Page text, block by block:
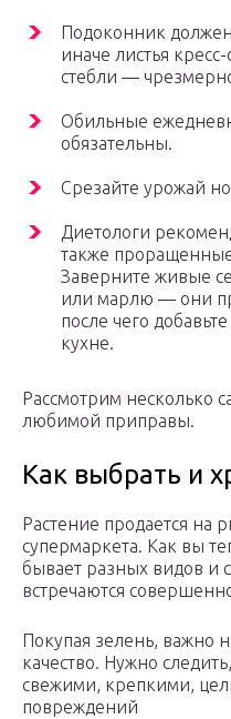
Подоконник
иначе листья кресс-
стебли —
Обильные
обязательны.
Срезайте урожай
Диетологи
также проращенные
Заверните живые
или марлю — они
после чего
кухне.
Рассмотрим несколько
любимой приправы.
Как выбрать и
Растение продается на
супермаркета. Как вы
бывает разных видов и
встречаются
Покупая зелень, важно
качество. Нужно
свежими, крепкими,
повреждений